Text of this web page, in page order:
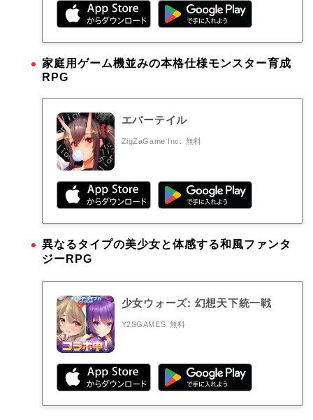
家庭用ゲーム機並みの本格仕様モンスター育成
RPG
エバーテイル
ZigZaGame Inc. 無料
異なるタイプの美少女と体感する和風ファンタ
ジーRPG
少女ウォーズ: 幻想天下統一戦
Y2SGAMES 無料